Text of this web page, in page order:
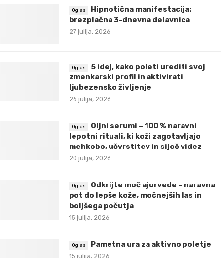
Hipnotična manifestacija:
brezplačna 3-dnevna delavnica
27 julija, 2026
5 idej, kako poleti urediti svoj
zmenkarski profil in aktivirati
ljubezensko življenje
26 julija, 2026
Oljni serumi – 100 % naravni
lepotni rituali, ki koži zagotavljajo
mehkobo, učvrstitev in sijoč videz
20 julija, 2026
Odkrijte moč ajurvede – naravna
pot do lepše kože, močnejših las in
boljšega počutja
15 julija, 2026
Pametna ura za aktivno poletje
15 julija, 2026